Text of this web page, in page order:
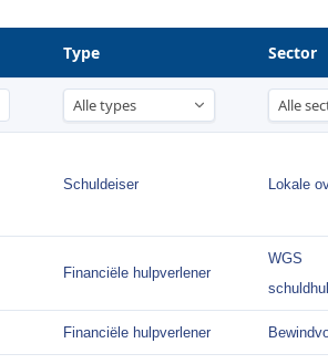
Type Sector
Schuldeiser Lokale
Financiële hulpverlener
WGS
Financiële hulpverlener